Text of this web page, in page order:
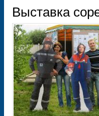
Выставка